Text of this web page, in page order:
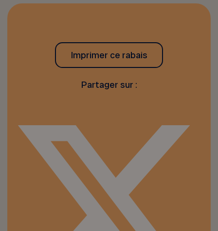
Imprimer ce rabais
Partager sur :